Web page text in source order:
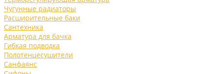
Чугунные радиаторы
Расширительные баки
Сантехника
Арматура для бачка
Гибкая подводка
Полотенцесушители
Санфаянс